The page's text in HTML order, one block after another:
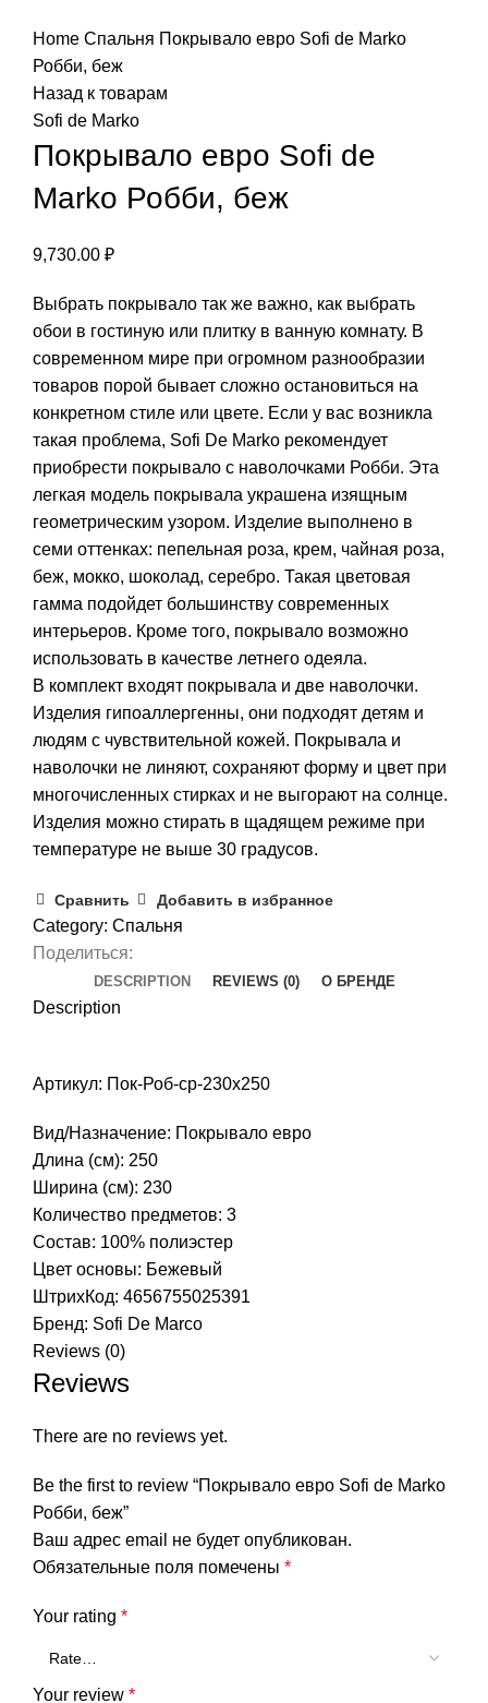
Home Спальня Покрывало евро Sofi de Marko
Робби, беж
Назад к товарам
Sofi de Marko
Покрывало евро Sofi de
Marko Робби, беж
9,730.00 ₽
Выбрать покрывало так же важно, как выбрать
обои в гостиную или плитку в ванную комнату. В
современном мире при огромном разнообразии
товаров порой бывает сложно остановиться на
конкретном стиле или цвете. Если у вас возникла
такая проблема, Sofi De Marko рекомендует
приобрести покрывало с наволочками Робби. Эта
легкая модель покрывала украшена изящным
геометрическим узором. Изделие выполнено в
семи оттенках: пепельная роза, крем, чайная роза,
беж, мокко, шоколад, серебро. Такая цветовая
гамма подойдет большинству современных
интерьеров. Кроме того, покрывало возможно
использовать в качестве летнего одеяла.
В комплект входят покрывала и две наволочки.
Изделия гипоаллергенны, они подходят детям и
людям с чувствительной кожей. Покрывала и
наволочки не линяют, сохраняют форму и цвет при
многочисленных стирках и не выгорают на солнце.
Изделия можно стирать в щадящем режиме при
температуре не выше 30 градусов.
Сравнить Добавить в избранное
Category: Спальня
Поделиться:
DESCRIPTION REVIEWS (0) О БРЕНДЕ
Description
Артикул: Пок-Роб-ср-230х250
Вид/Назначение: Покрывало евро
Длина (см): 250
Ширина (см): 230
Количество предметов: 3
Состав: 100% полиэстер
Цвет основы: Бежевый
ШтрихКод: 4656755025391
Бренд: Sofi De Marco
Reviews (0)
Reviews
There are no reviews yet.
Be the first to review “Покрывало евро Sofi de Marko
Робби, беж”
Ваш адрес email не будет опубликован.
Обязательные поля помечены *
Your rating *
Your review *